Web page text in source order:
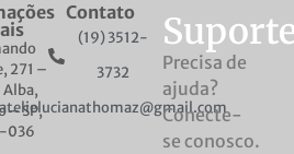
271 –
Alba,
– SP,
036
Contato
(19) 3512-
3732
atelielucianathomaz@gmail.com
Precisa de
ajuda?
Conecte-
se conosco.